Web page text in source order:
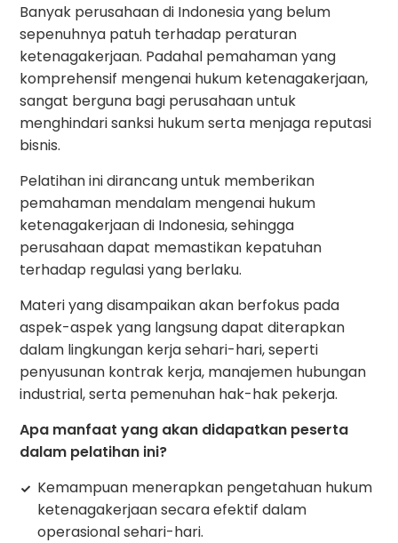
Banyak perusahaan di Indonesia yang belum
sepenuhnya patuh terhadap peraturan
ketenagakerjaan. Padahal pemahaman yang
komprehensif mengenai hukum ketenagakerjaan,
sangat berguna bagi perusahaan untuk
menghindari sanksi hukum serta menjaga reputasi
bisnis.
Pelatihan ini dirancang untuk memberikan
pemahaman mendalam mengenai hukum
ketenagakerjaan di Indonesia, sehingga
perusahaan dapat memastikan kepatuhan
terhadap regulasi yang berlaku.
Materi yang disampaikan akan berfokus pada
aspek-aspek yang langsung dapat diterapkan
dalam lingkungan kerja sehari-hari, seperti
penyusunan kontrak kerja, manajemen hubungan
industrial, serta pemenuhan hak-hak pekerja.
Apa manfaat yang akan didapatkan peserta
dalam pelatihan ini?
Kemampuan menerapkan pengetahuan hukum
ketenagakerjaan secara efektif dalam
operasional sehari-hari.